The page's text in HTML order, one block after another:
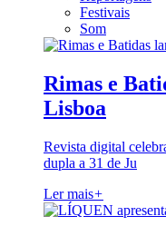
Festivais
Som
Rimas e
Lisboa
Revista digital
dupla a 31 de Ju
Ler mais+